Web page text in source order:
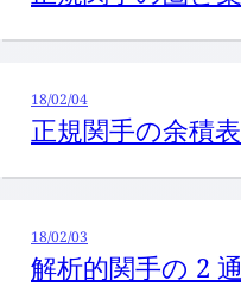
18/02/04
正規関手の余積
18/02/03
解析的関手の 2